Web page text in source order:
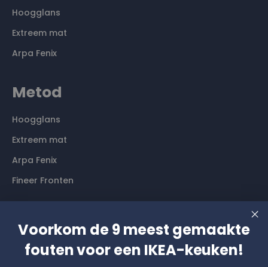
Hoogglans
Extreem mat
Arpa Fenix
Metod
Hoogglans
Extreem mat
Arpa Fenix
Fineer Fronten
Contact
Langs komen? Graag even een afspraak maken. Dan
Voorkom de 9 meest gemaakte
fouten voor een IKEA-keuken!